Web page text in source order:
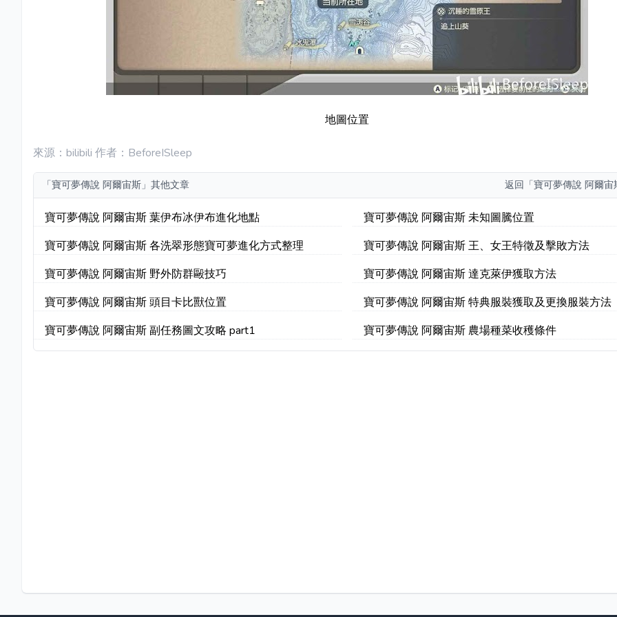
地圖位置
來源：bilibili 作者：BeforeISleep
「寶可夢傳說 阿爾宙斯」其他文章 返回 「寶可夢傳說 阿爾
寶可夢傳說 阿爾宙斯 葉伊布冰伊布進化地點
寶可夢傳說 阿爾宙斯 未知圖騰位置
寶可夢傳說 阿爾宙斯 各洗翠形態寶可夢進化方式整理
寶可夢傳說 阿爾宙斯 王、女王特徵及擊敗方法
寶可夢傳說 阿爾宙斯 野外防群毆技巧
寶可夢傳說 阿爾宙斯 達克萊伊獲取方法
寶可夢傳說 阿爾宙斯 頭目卡比獸位置
寶可夢傳說 阿爾宙斯 特典服裝獲取及更換服裝方法
寶可夢傳說 阿爾宙斯 副任務圖文攻略 part1
寶可夢傳說 阿爾宙斯 農場種菜收穫條件